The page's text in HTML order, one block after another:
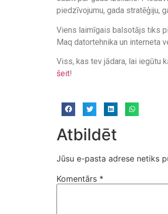
piedzīvojumu, gada stratēģiju,
Viens laimīgais balsotājs tiks
Maq datortehnika un interneta
Viss, kas tev jādara, lai iegūtu
šeit!
Atbildēt
Jūsu e-pasta adrese netiks
Komentārs *